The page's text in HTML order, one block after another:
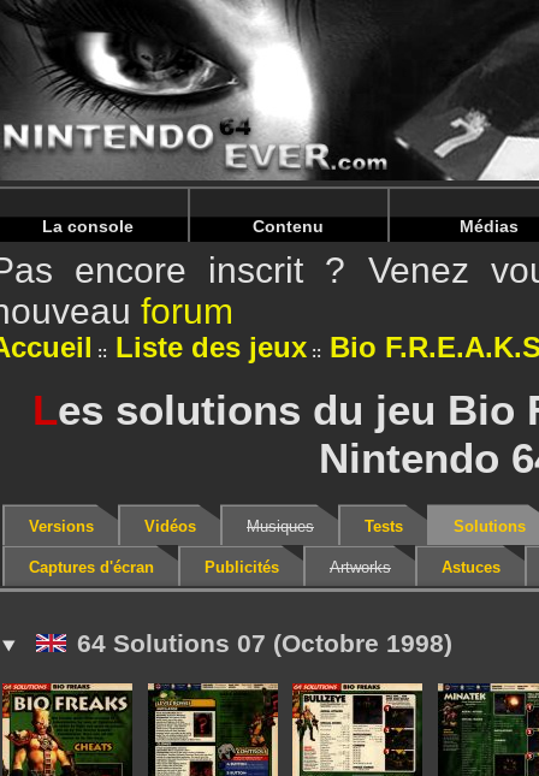
Warning: Undefined array key "HTTP_REFERER" in /
Warning: Undefined array key "HTTP_REFERER" in /
La console Contenu Médias
encore inscrit ? Venez
forum
Liste des jeux Bio
Les solutions du jeu Bio
Nintendo
Versions Vidéos Musiques Tests Solutions
Captures d'écran Publicités Artworks Astuces
64 Solutions 07 (Octobre 1998)